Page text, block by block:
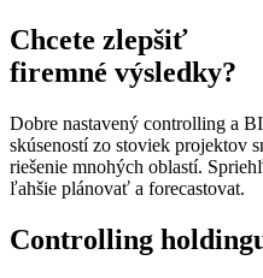
Chcete zlepšiť
firemné výsledky?
Dobre nastavený controlling a
skúseností zo stoviek projektov
riešenie mnohých oblastí.
ľahšie plánovať a forecastovat.
Controlling